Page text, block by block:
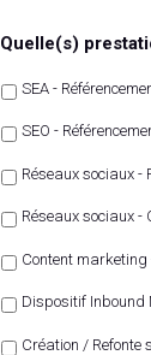
Quelle(s)
SEA -
SEO -
Réseaux sociaux -
Réseaux sociaux
Content marketing
Dispositif Inbound
Création / Refonte